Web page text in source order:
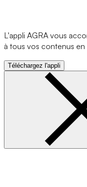
L'appli AGRA vous
à tous vos contenus en
Téléchargez l'appli